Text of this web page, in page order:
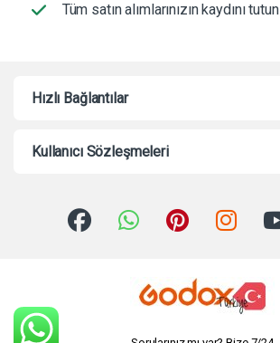
Tüm satın alımlarınızın kaydını tutun
Hızlı Bağlantılar
Kullanıcı Sözleşmeleri